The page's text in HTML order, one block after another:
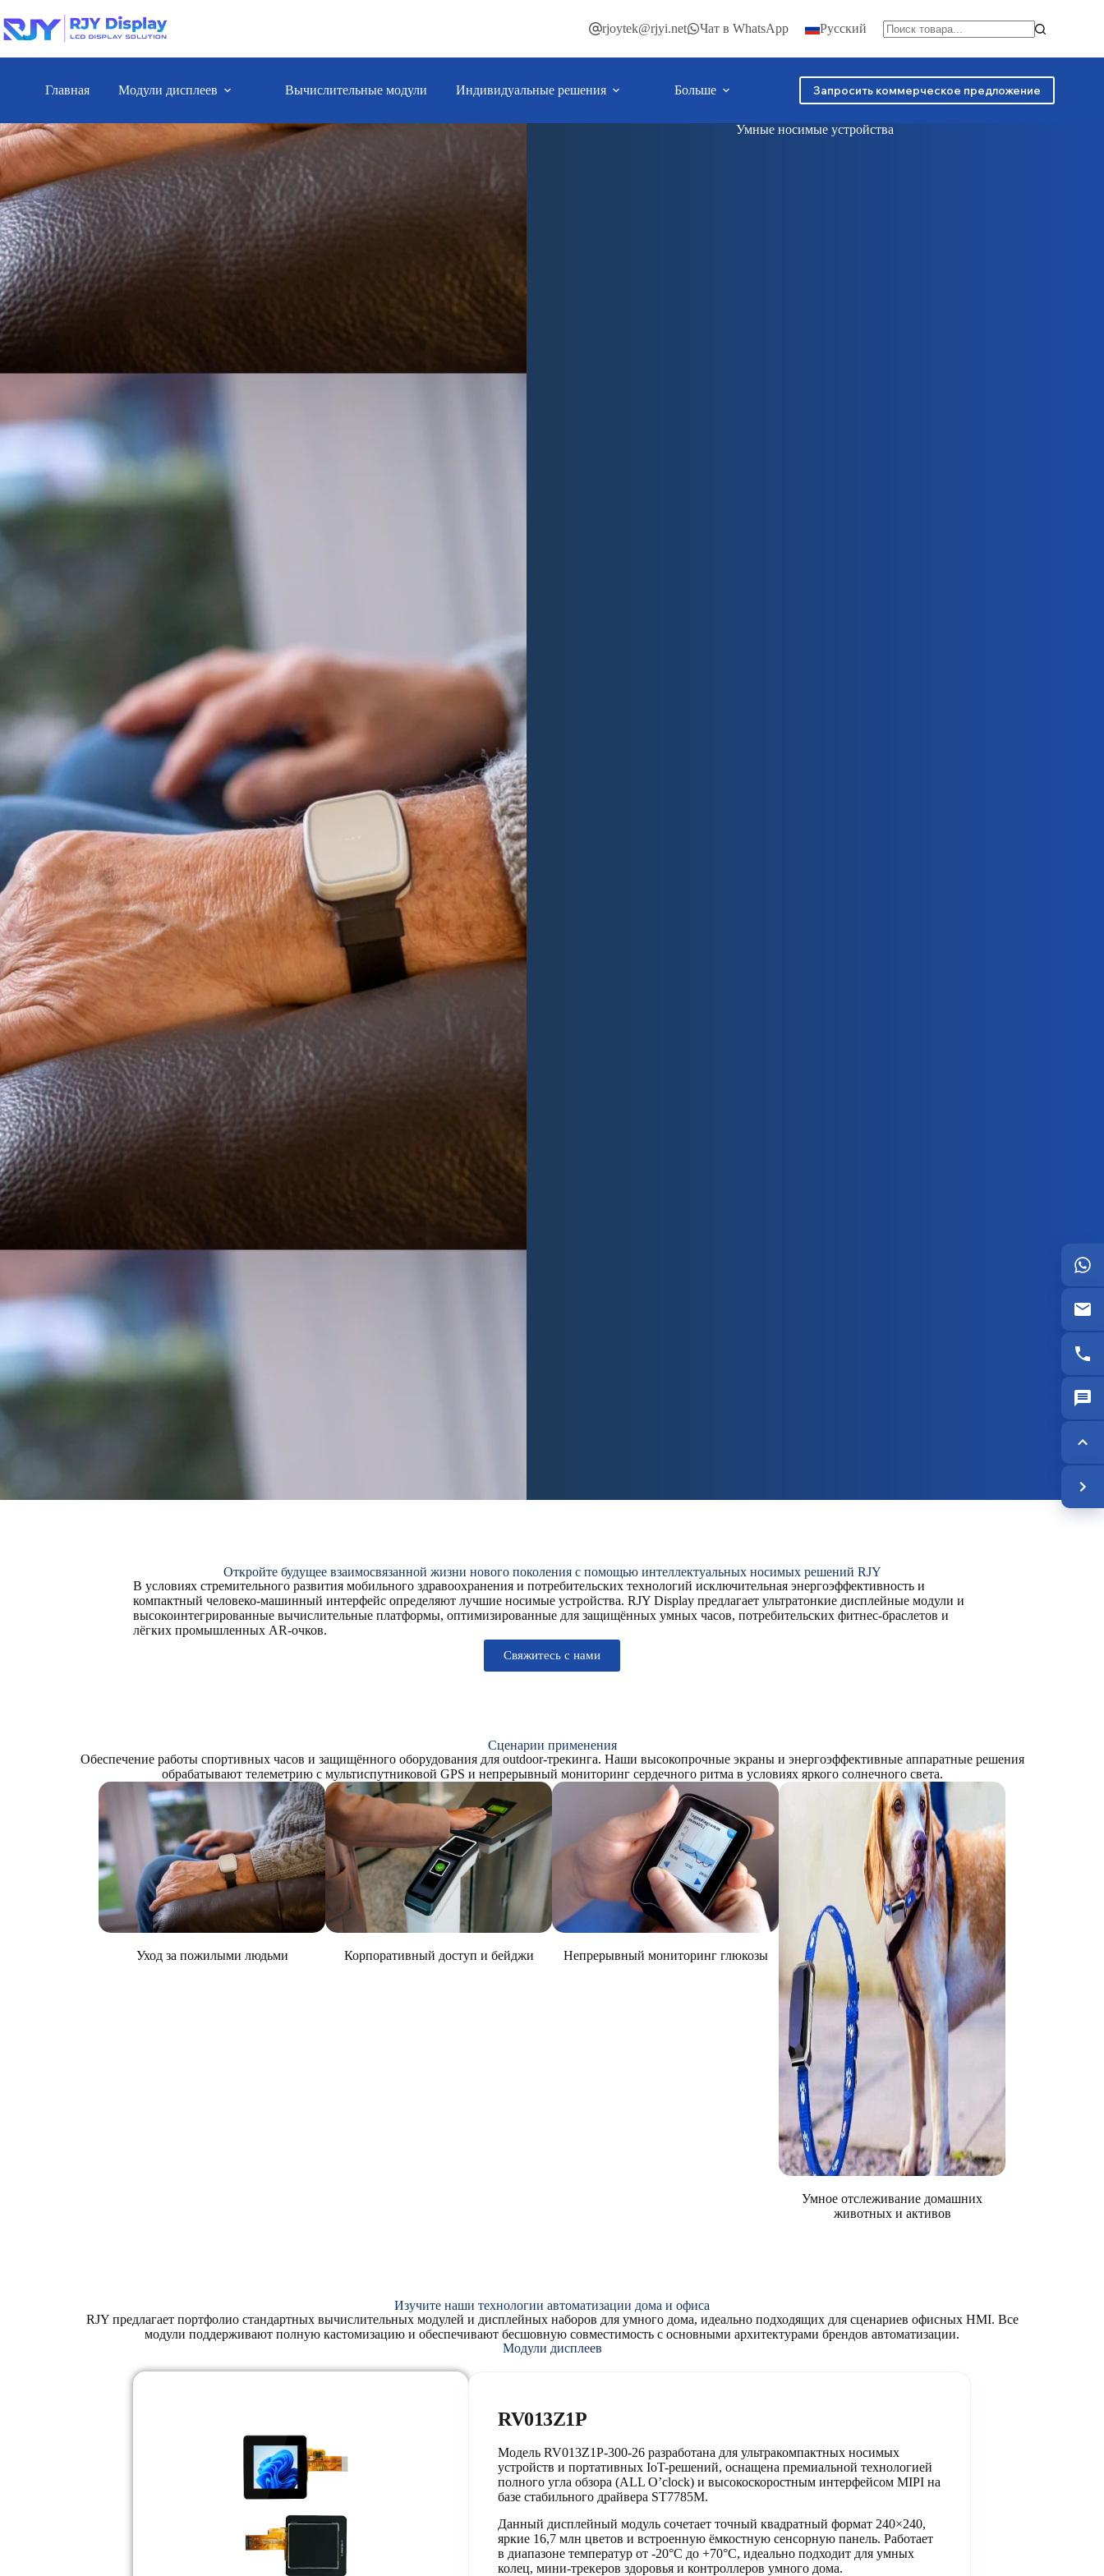
rjoytek@rjyi.net Чат в WhatsApp Русский
Главная Модули дисплеев Вычислительные модули Индивидуальные решения Больше Запросить коммерческое предложение
Умные носимые устройства
Откройте будущее взаимосвязанной жизни нового поколения с помощью интеллектуальных носимых решений RJY
В условиях стремительного развития мобильного здравоохранения и потребительских технологий исключительная энергоэффективность и
компактный человеко-машинный интерфейс определяют лучшие носимые устройства. RJY Display предлагает ультратонкие дисплейные модули и
высокоинтегрированные вычислительные платформы, оптимизированные для защищённых умных часов, потребительских фитнес-браслетов и
лёгких промышленных AR-очков.
Свяжитесь с нами
Сценарии применения
Обеспечение работы спортивных часов и защищённого оборудования для outdoor-трекинга. Наши высокопрочные экраны и энергоэффективные аппаратные решения
обрабатывают телеметрию с мультиспутниковой GPS и непрерывный мониторинг сердечного ритма в условиях яркого солнечного света.
Уход за пожилыми людьми Корпоративный доступ и бейджи Непрерывный мониторинг глюкозы
Умное отслеживание домашних
животных и активов
Изучите наши технологии автоматизации дома и офиса
RJY предлагает портфолио стандартных вычислительных модулей и дисплейных наборов для умного дома, идеально подходящих для сценариев офисных HMI. Все
модули поддерживают полную кастомизацию и обеспечивают бесшовную совместимость с основными архитектурами брендов автоматизации.
Модули дисплеев
RV013Z1P
Модель RV013Z1P-300-26 разработана для ультракомпактных носимых
устройств и портативных IoT-решений, оснащена премиальной технологией
полного угла обзора (ALL O’clock) и высокоскоростным интерфейсом MIPI на
базе стабильного драйвера ST7785M.
Данный дисплейный модуль сочетает точный квадратный формат 240×240,
яркие 16,7 млн цветов и встроенную ёмкостную сенсорную панель. Работает
в диапазоне температур от -20°C до +70°C, идеально подходит для умных
колец, мини-трекеров здоровья и контроллеров умного дома.